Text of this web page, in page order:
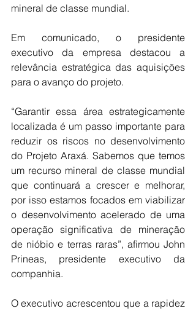
mineral de classe mundial.
Em comunicado, o presidente
executivo da empresa destacou a
relevância estratégica das aquisições
para o avanço do projeto.
“Garantir essa área estrategicamente
localizada é um passo importante para
reduzir os riscos no desenvolvimento
do Projeto Araxá. Sabemos que temos
um recurso mineral de classe mundial
que continuará a crescer e melhorar,
por isso estamos focados em viabilizar
o desenvolvimento acelerado de uma
operação significativa de mineração
de nióbio e terras raras”, afirmou John
Prineas, presidente executivo da
companhia.
O executivo acrescentou que a rapidez